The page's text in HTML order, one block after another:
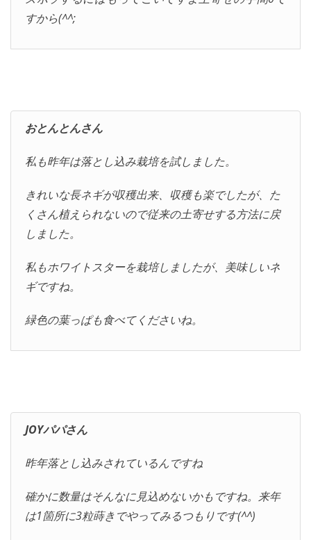
すから(^^;
おとんとんさん
私も昨年は落とし込み栽培を試しました。
きれいな長ネギが収穫出来、収穫も楽でしたが、た
くさん植えられないので従来の土寄せする方法に戻
しました。
私もホワイトスターを栽培しましたが、美味しいネ
ギですね。
緑色の葉っぱも食べてくださいね。
JOYパパさん
昨年落とし込みされているんですね
確かに数量はそんなに見込めないかもですね。来年
は1箇所に3粒蒔きでやってみるつもりです(^^)